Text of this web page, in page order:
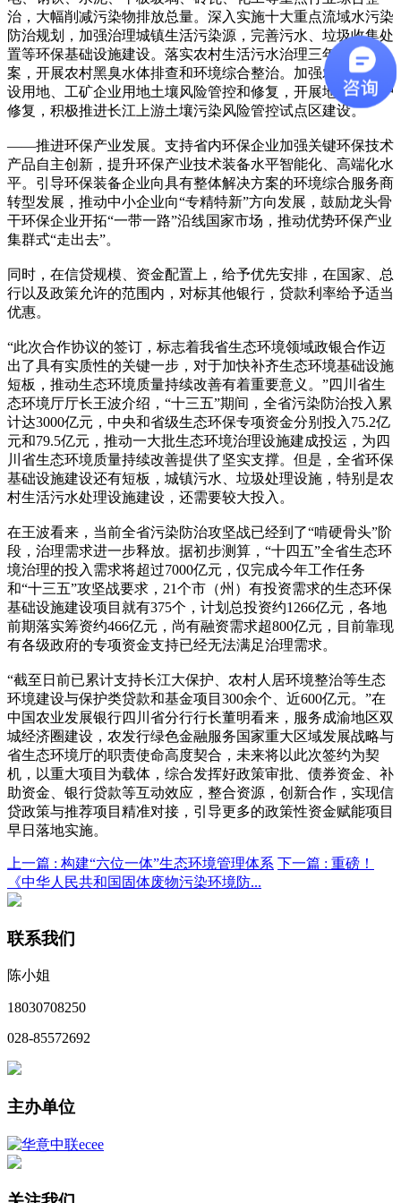
治，大幅削减污染物排放总量。深入实施十大重点流域水污染
防治规划，加强治理城镇生活污染源，完善污水、垃圾收集处
置等环保基础设施建设。落实农村生活污水治理三年推进方
案，开展农村黑臭水体排查和环境综合整治。加强农用地、建
设用地、工矿企业用地土壤风险管控和修复，开展地下水保护
修复，积极推进长江上游土壤污染风险管控试点区建设。
——推进环保产业发展。支持省内环保企业加强关键环保技术
产品自主创新，提升环保产业技术装备水平智能化、高端化水
平。引导环保装备企业向具有整体解决方案的环境综合服务商
转型发展，推动中小企业向“专精特新”方向发展，鼓励龙头骨
干环保企业开拓“一带一路”沿线国家市场，推动优势环保产业
集群式“走出去”。
同时，在信贷规模、资金配置上，给予优先安排，在国家、总
行以及政策允许的范围内，对标其他银行，贷款利率给予适当
优惠。
“此次合作协议的签订，标志着我省生态环境领域政银合作迈
出了具有实质性的关键一步，对于加快补齐生态环境基础设施
短板，推动生态环境质量持续改善有着重要意义。”四川省生
态环境厅厅长王波介绍，“十三五”期间，全省污染防治投入累
计达3000亿元，中央和省级生态环保专项资金分别投入75.2亿
元和79.5亿元，推动一大批生态环境治理设施建成投运，为四
川省生态环境质量持续改善提供了坚实支撑。但是，全省环保
基础设施建设还有短板，城镇污水、垃圾处理设施，特别是农
村生活污水处理设施建设，还需要较大投入。
在王波看来，当前全省污染防治攻坚战已经到了“啃硬骨头”阶
段，治理需求进一步释放。据初步测算，“十四五”全省生态环
境治理的投入需求将超过7000亿元，仅完成今年工作任务
和“十三五”攻坚战要求，21个市（州）有投资需求的生态环保
基础设施建设项目就有375个，计划总投资约1266亿元，各地
前期落实筹资约466亿元，尚有融资需求超800亿元，目前靠现
有各级政府的专项资金支持已经无法满足治理需求。
“截至日前已累计支持长江大保护、农村人居环境整治等生态
环境建设与保护类贷款和基金项目300余个、近600亿元。”在
中国农业发展银行四川省分行行长董明看来，服务成渝地区双
城经济圈建设，农发行绿色金融服务国家重大区域发展战略与
省生态环境厅的职责使命高度契合，未来将以此次签约为契
机，以重大项目为载体，综合发挥好政策审批、债券资金、补
助资金、银行贷款等互动效应，整合资源，创新合作，实现信
贷政策与推荐项目精准对接，引导更多的政策性资金赋能项目
早日落地实施。
上一篇 : 构建“六位一体”生态环境管理体系 下一篇 : 重磅！
《中华人民共和国固体废物污染环境防...
联系我们
陈小姐
18030708250
028-85572692
主办单位